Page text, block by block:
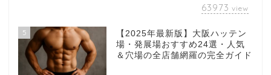
63973 view
5
【2025年最新版】大阪ハッテン
場・発展場おすすめ24選・人気
＆穴場の全店舗網羅の完全ガイド